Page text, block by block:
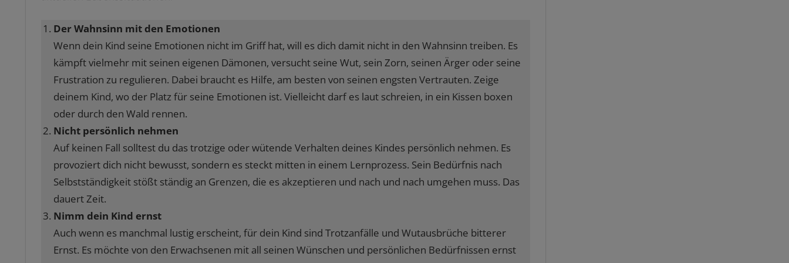
Der Wahnsinn mit den Emotionen
Wenn dein Kind seine Emotionen nicht im Griff hat, will es dich damit nicht in den Wahnsinn treiben. Es
kämpft vielmehr mit seinen eigenen Dämonen, versucht seine Wut, sein Zorn, seinen Ärger oder seine
Frustration zu regulieren. Dabei braucht es Hilfe, am besten von seinen engsten Vertrauten. Zeige
deinem Kind, wo der Platz für seine Emotionen ist. Vielleicht darf es laut schreien, in ein Kissen boxen
oder durch den Wald rennen.
Nicht persönlich nehmen
Auf keinen Fall solltest du das trotzige oder wütende Verhalten deines Kindes persönlich nehmen. Es
provoziert dich nicht bewusst, sondern es steckt mitten in einem Lernprozess. Sein Bedürfnis nach
Selbstständigkeit stößt ständig an Grenzen, die es akzeptieren und nach und nach umgehen muss. Das
dauert Zeit.
Nimm dein Kind ernst
Auch wenn es manchmal lustig erscheint, für dein Kind sind Trotzanfälle und Wutausbrüche bitterer
Ernst. Es möchte von den Erwachsenen mit all seinen Wünschen und persönlichen Bedürfnissen ernst